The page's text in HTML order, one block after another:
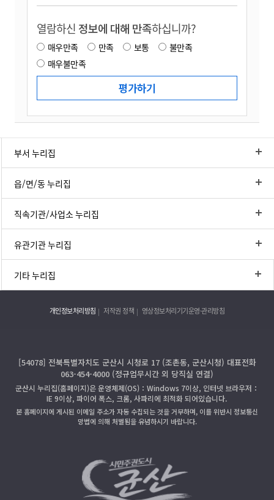
열람하신 정보에 대해 만족하십니까?
매우만족 만족 보통
불만족
매우불만족
부서 누리집
읍/면/동 누리집
직속기관/사업소 누리집
유관기관 누리집
기타 누리집
개인정보처리방침 저작권 정책 영상정보처리기기운영·관리방침
[54078] 전북특별자치도 군산시 시청로 17 (조촌동, 군산시청) 대표전화
063-454-4000 (정규업무시간 외 당직실 연결)
군산시 누리집(홈페이지)은 운영체제(OS)：Windows 7이상, 인터넷 브라우저：
IE 9이상, 파이어 폭스, 크롬, 사파리에 최적화 되어있습니다.
본 홈페이지에 게시된 이메일 주소가 자동 수집되는 것을 거부하며, 이를 위반시 정보통신
망법에 의해 처벌됨을 유념하시기 바랍니다.